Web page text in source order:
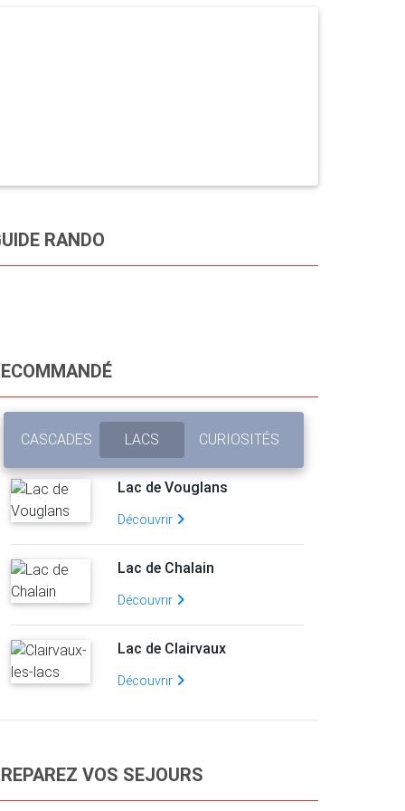
RANDO
CASCADES LACS CURIOSITÉS
Lac de Vouglans
Découvrir
Lac de Chalain
Découvrir
Lac de Clairvaux
Découvrir
VOS SEJOURS